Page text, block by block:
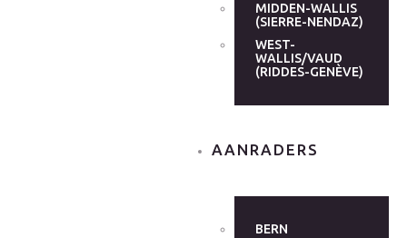
MIDDEN-WALLIS
(SIERRE-NENDAZ)
WEST-
WALLIS/VAUD
(RIDDES-GENÈVE)
AANRADERS
BERN